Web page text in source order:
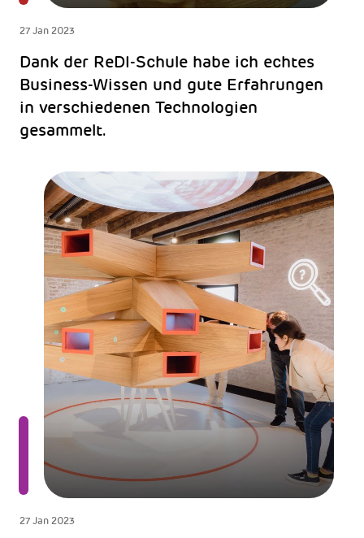
27 Jan 2023
Dank der ReDI-Schule habe ich echtes
Business-Wissen und gute Erfahrungen
in verschiedenen Technologien
gesammelt.
27 Jan 2023